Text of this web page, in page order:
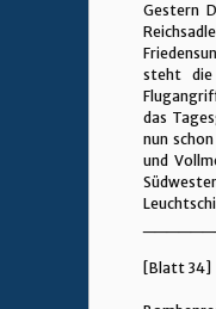
Gestern
steht die
das
nun
und
[Blatt 34]